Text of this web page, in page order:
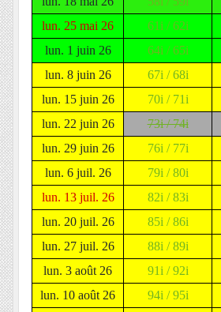
lun. 25 mai 26
61i / 62i
lun. 1 juin 26
64i / 65i
lun. 8 juin 26
67i / 68i
lun. 15 juin 26
70i / 71i
lun. 22 juin 26
73i / 74i
lun. 29 juin 26
76i / 77i
lun. 6 juil. 26
79i / 80i
lun. 13 juil. 26
82i / 83i
lun. 20 juil. 26
85i / 86i
lun. 27 juil. 26
88i / 89i
lun. 3 août 26
91i / 92i
lun. 10 août 26
94i / 95i